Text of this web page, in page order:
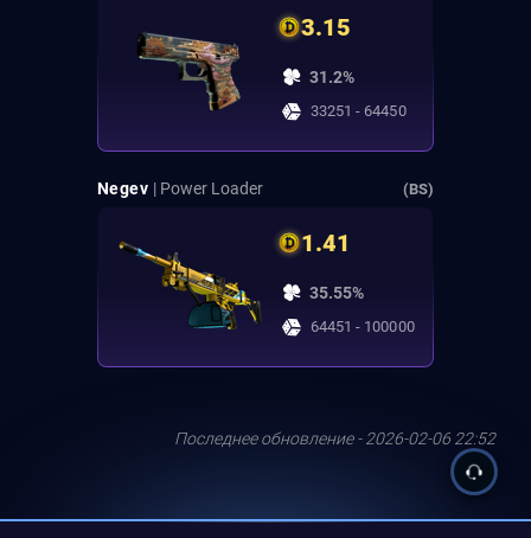
3.15
31.2%
33251 - 64450
Negev | Power Loader (BS)
1.41
35.55%
64451 - 100000
Последнее обновление - 2026-02-06 22:52